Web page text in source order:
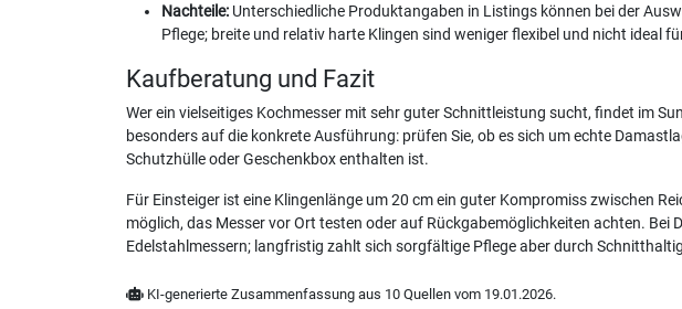
Nachteile: Unterschiedliche Produktangaben in Listings können bei der
Pflege; breite und relativ harte Klingen sind weniger flexibel und nicht ideal
Kaufberatung und Fazit
Wer ein vielseitiges Kochmesser mit sehr guter Schnittleistung sucht, findet im
besonders auf die konkrete Ausführung: prüfen Sie, ob es sich um echte
Schutzhülle oder Geschenkbox enthalten ist.
Für Einsteiger ist eine Klingenlänge um 20 cm ein guter Kompromiss zwischen
möglich, das Messer vor Ort testen oder auf Rückgabemöglichkeiten achten.
Edelstahlmessern; langfristig zahlt sich sorgfältige Pflege aber durch
KI-generierte Zusammenfassung aus 10 Quellen vom 19.01.2026.